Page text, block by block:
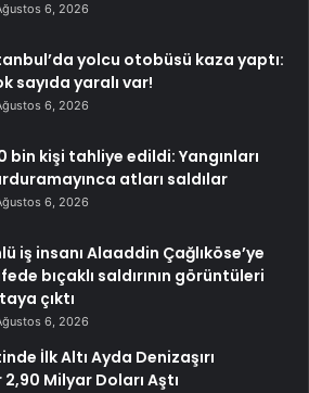
6, 2026
yolcu otobüsü kaza yaptı:
sayıda yaralı var!
6, 2026
bin kişi tahliye edildi: Yangınları
atları saldılar
6, 2026
iş insanı Alaaddin Çağlıköse’ye
bıçaklı saldırının görüntüleri
çıktı
6, 2026
İlk Altı Ayda Denizaşırı
Milyar Doları Aştı